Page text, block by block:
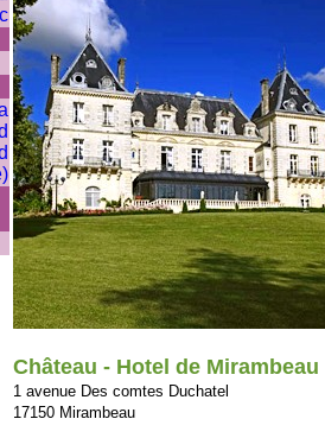
Château - Hotel de Mirambeau
1 avenue Des comtes Duchatel
17150 Mirambeau